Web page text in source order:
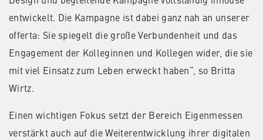
entwickelt. Die Kampagne ist dabei ganz nah an unserer
offerta: Sie spiegelt die große Verbundenheit und das
Engagement der Kolleginnen und Kollegen wider, die sie
mit viel Einsatz zum Leben erweckt haben“, so Britta
Wirtz.
Einen wichtigen Fokus setzt der Bereich Eigenmessen
verstärkt auch auf die Weiterentwicklung ihrer digitalen